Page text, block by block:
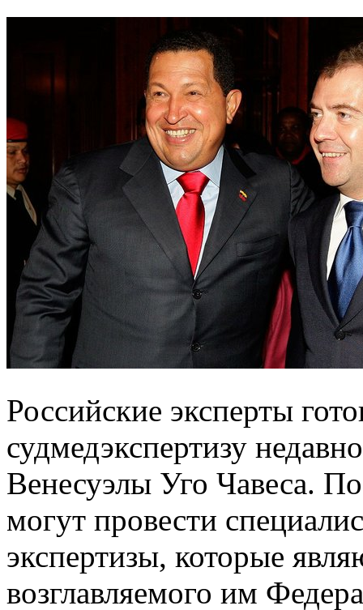
Российские эксперты
судмедэкспертизу
Венесуэлы Уго Чавеса.
могут провести
экспертизы, которые
возглавляемого им